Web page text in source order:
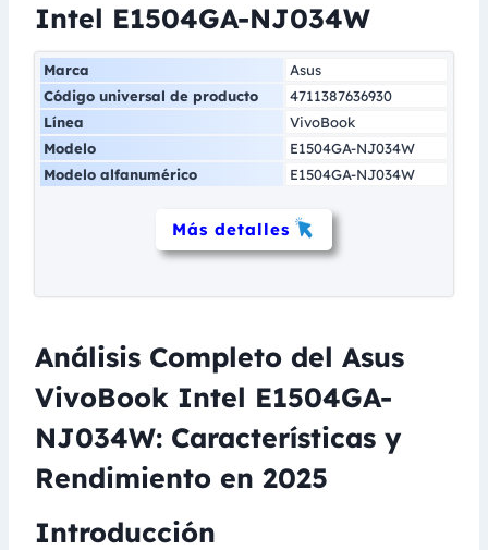
Intel E1504GA-NJ034W
Marca
Asus
Código universal de producto
4711387636930
Línea
VivoBook
Modelo
E1504GA-NJ034W
Modelo alfanumérico
E1504GA-NJ034W
Más detalles
Análisis Completo del Asus
VivoBook Intel E1504GA-
NJ034W: Características y
Rendimiento en 2025
Introducción